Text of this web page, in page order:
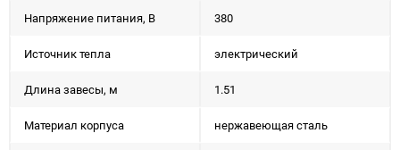
Напряжение питания, В
380
Источник тепла электрический
Длина завесы, м 1.51
Материал корпуса нержавеющая сталь